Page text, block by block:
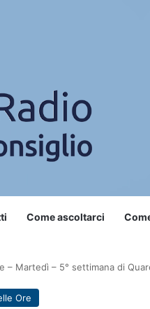
Come ascoltarci
– Martedì – 5° settimana di
Ore